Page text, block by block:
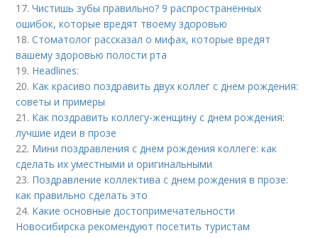
17.Чистишь зубы правильно? 9 распространённых
ошибок, которые вредят твоему здоровью
18.Стоматолог рассказал о мифах, которые вредят
вашему здоровью полости рта
19. Headlines:
20. Как красиво поздравить двух коллег с днем рождения:
советы и примеры
21. Как поздравить коллегу-женщину с днем рождения:
лучшие идеи в прозе
22. Мини поздравления с днем рождения коллеге: как
сделать их уместными и оригинальными
23. Поздравление коллектива с днем рождения в прозе:
как правильно сделать это
24. Какие основные достопримечательности
Новосибирска рекомендуют посетить туристам